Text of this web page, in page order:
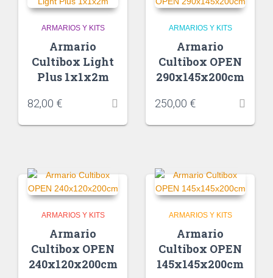
ARMARIOS Y KITS
Armario
Cultibox Light
Plus 1x1x2m
82,00 €
ARMARIOS Y KITS
Armario
Cultibox OPEN
290x145x200cm
250,00 €
ARMARIOS Y KITS
Armario
Cultibox OPEN
240x120x200cm
ARMARIOS Y KITS
Armario
Cultibox OPEN
145x145x200cm